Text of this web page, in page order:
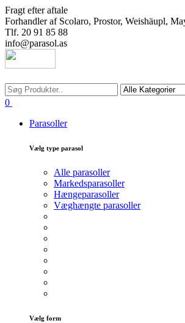
Fragt efter aftale
Forhandler af Scolaro, Prostor, Weishäupl,
Tlf. 20 91 85 88
info@parasol.as
0
Parasoller
Vælg type parasol
Alle parasoller
Markedsparasoller
Hængeparasoller
Væghængte parasoller
Vælg form